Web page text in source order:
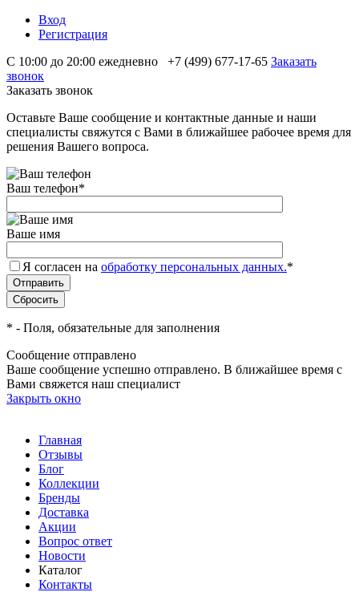
Вход
Регистрация
С 10:00 до 20:00 ежедневно
+7 (499) 677-17-65 Заказать
звонок
Заказать звонок
Оставьте Ваше сообщение и контактные данные и наши
специалисты свяжутся с Вами в ближайшее рабочее время для
решения Вашего вопроса.
Ваш телефон*
Ваше имя
Я согласен на обработку персональных данных.*
* - Поля, обязательные для заполнения
Сообщение отправлено
Ваше сообщение успешно отправлено. В ближайшее время с
Вами свяжется наш специалист
Закрыть окно
Главная
Отзывы
Блог
Коллекции
Бренды
Доставка
Акции
Вопрос ответ
Новости
Каталог
Контакты